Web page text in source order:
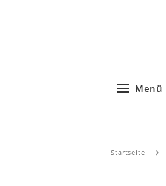
Menü
Startseite